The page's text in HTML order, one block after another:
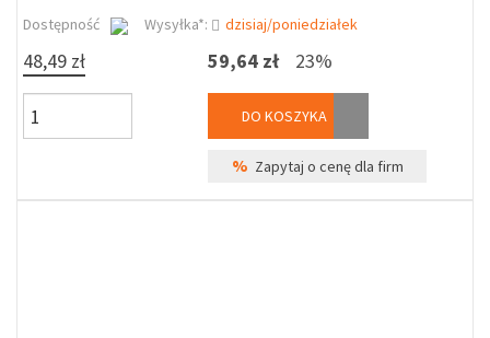
Dostępność
Wysyłka*: dzisiaj/poniedziałek
48,49 zł 59,64 zł 23%
DO KOSZYKA
% Zapytaj o cenę dla firm